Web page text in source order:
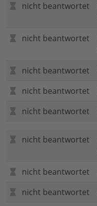
nicht beantwortet
nicht beantwortet
nicht beantwortet
nicht beantwortet
nicht beantwortet
nicht beantwortet
nicht beantwortet
nicht beantwortet